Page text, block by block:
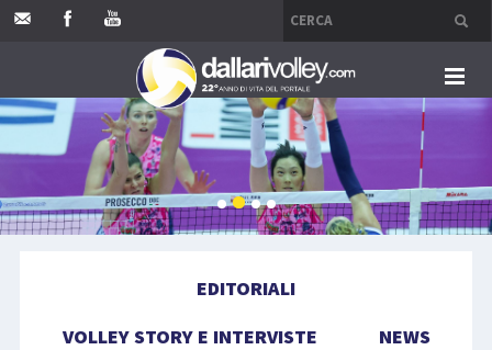
HOME
EDITORIALI
EDITORIALI
VOLLEY STORY E INTERVISTE
NEWS